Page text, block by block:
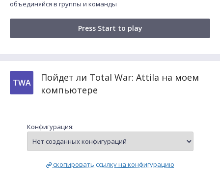
объединяйся в группы и команды
Press Start to play
TWA
Пойдет ли Total War: Attila на моем
компьютере
Конфигурация:
скопировать ссылку на конфигурацию